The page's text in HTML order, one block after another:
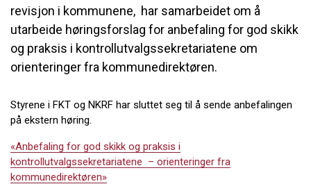
revisjon i kommunene, har samarbeidet om å
utarbeide høringsforslag for anbefaling for god skikk
og praksis i kontrollutvalgssekretariatene om
orienteringer fra kommunedirektøren.
Styrene i FKT og NKRF har sluttet seg til å sende anbefalingen
på ekstern høring.
«Anbefaling for god skikk og praksis i
kontrollutvalgssekretariatene – orienteringer fra
kommunedirektøren»